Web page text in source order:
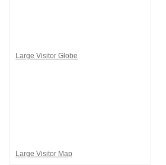
Large Visitor Globe
Large Visitor Map